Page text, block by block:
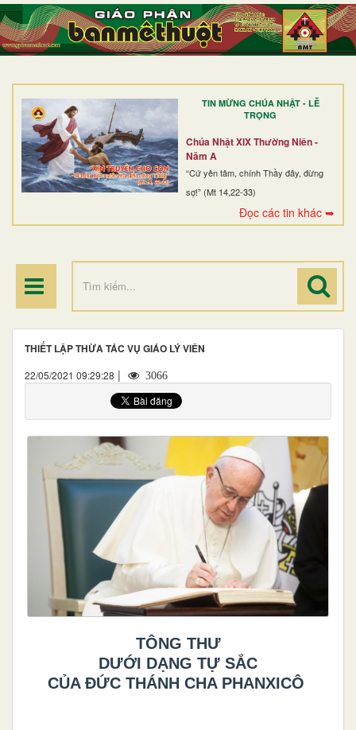
TIN MỪNG CHÚA NHẬT - LỄ
TRỌNG
Chúa Nhật XIX Thường Niên -
Năm A
“Cứ yên tâm, chính Thầy đây, đừng
sợ!” (Mt 14,22-33)
Đọc các tin khác ➥
TRANG NHẤT
GIỚI THIỆU
DÒNG TU
BAN MỤC VỤ
ĐOÀN THỂ CG
THIẾT LẬP THỪA TÁC VỤ GIÁO LÝ VIÊN
22/05/2021 09:29:28 | 3066
TÔNG THƯ
DƯỚI DẠNG TỰ SẮC
CỦA ĐỨC THÁNH CHA PHANXICÔ